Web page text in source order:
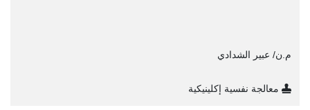
م.ن/ عبير الشدادي
معالجة نفسية إكلينيكية